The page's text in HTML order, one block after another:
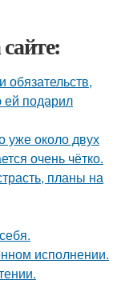
обязательств,
ей подарил
уже около двух
очень чётко.
планы на
исполнении.